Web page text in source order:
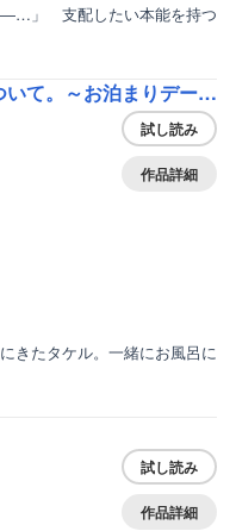
」 支配したい本能を持つ
僕の彼氏が宇宙一かわいい件について。～お泊まりデートで彼氏めろめろ大作戦～【電子限定おまけ付き】
試し読み
作品詳細
きたタケル。一緒にお風呂に
試し読み
作品詳細